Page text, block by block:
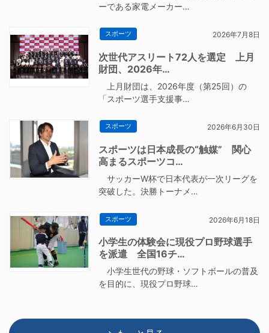
ーである家電メーカー…
スポーツ 2026年7月8日
次世代アスリート72人を選定 上月
財団、2026年…
上月財団は、2026年度（第25回）の
「スポーツ選手支援事…
スポーツ 2026年6月30日
スポーツは日本成長の“触媒” 関心
高まるスポーツコ…
サッカーW杯で日本代表が一次リーグを
突破した。決勝トーナメ…
スポーツ 2026年6月18日
小学生の体験会に現役プロ野球選手
を派遣 全国16チ…
小学生世代の野球・ソフトボールの普及
を目的に、現役プロ野球…